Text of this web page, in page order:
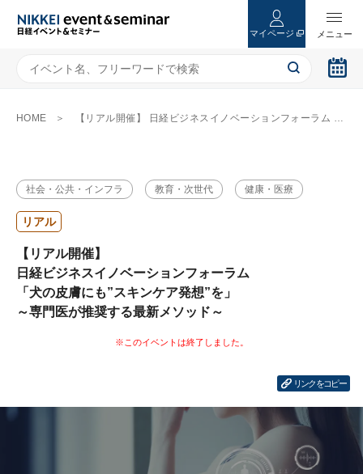
マイページ
HOME 【リアル開催】 日経ビジネスイノベーションフォーラム 「犬の皮膚にも”スキンケア発想”を」 ～専門医が推奨する最新メソッド～
社会・公共・インフラ 教育・次世代 健康・医療
リアル
【リアル開催】
日経ビジネスイノベーションフォーラム
「犬の皮膚にも”スキンケア発想”を」
～専門医が推奨する最新メソッド～
リンクをコピー